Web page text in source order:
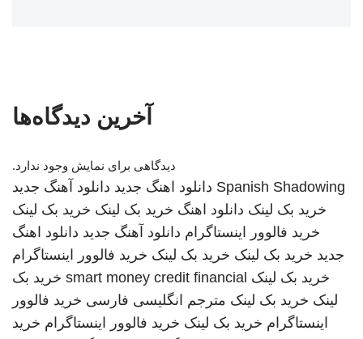
آخرین دیدگاه‌ها
دیدگاهی برای نمایش وجود ندارد.
Spanish Shadowing دانلود اهنگ جدید دانلود آهنگ جدید
خرید بک لینک دانلود اهنگ خرید بک لینک خرید بک لینک
خرید فالوور اینستاگرام دانلود آهنگ جدید دانلود اهنگ
جدید خرید بک لینک خرید بک لینک خرید فالوور اینستاگرام
خرید بک لینک smart money credit financial خرید بک
لینک خرید بک لینک مترجم انگلیسی فارسی خرید فالوور
اینستاگرام خرید بک لینک خرید فالوور اینستاگرام خرید